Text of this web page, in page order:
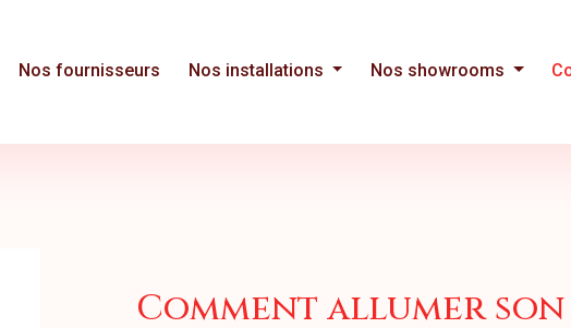
Nos fournisseurs Nos installations Nos showrooms
Comment allumer son